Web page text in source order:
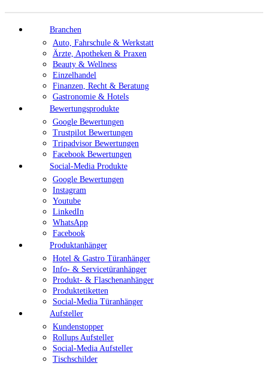
Branchen
Auto, Fahrschule & Werkstatt
Ärzte, Apotheken & Praxen
Beauty & Wellness
Einzelhandel
Finanzen, Recht & Beratung
Gastronomie & Hotels
Bewertungsprodukte
Google Bewertungen
Trustpilot Bewertungen
Tripadvisor Bewertungen
Facebook Bewertungen
Social-Media Produkte
Google Bewertungen
Instagram
Youtube
LinkedIn
WhatsApp
Facebook
Produktanhänger
Hotel & Gastro Türanhänger
Info- & Servicetüranhänger
Produkt- & Flaschenanhänger
Produktetiketten
Social-Media Türanhänger
Aufsteller
Kundenstopper
Rollups Aufsteller
Social-Media Aufsteller
Tischschilder